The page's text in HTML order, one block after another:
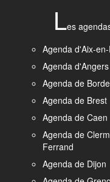
Les
Agenda d'Aix-
Agenda d'Angers
Agenda de
Agenda de Brest
Agenda de Caen
Agenda de
Ferrand
Agenda de Dijon